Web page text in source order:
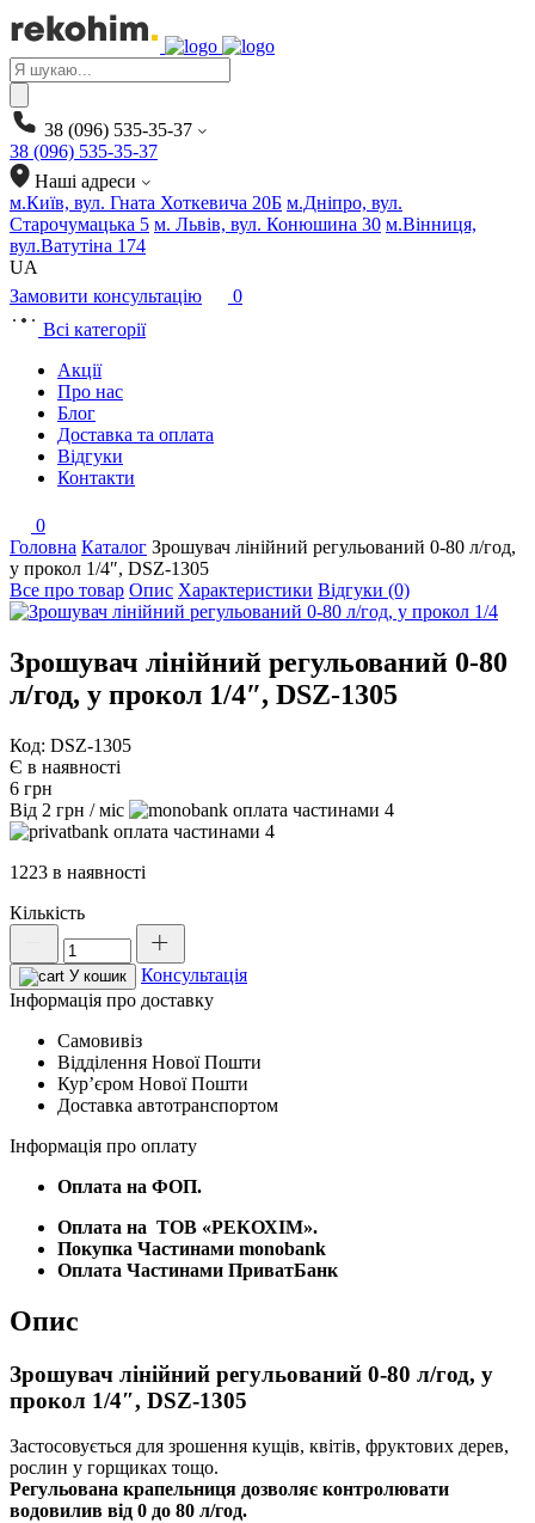
Products
search
38 (096) 535-35-37
38 (096) 535-35-37
Наші адреси
м.Київ, вул. Гната Хоткевича 20Б м.Дніпро, вул.
Старочумацька 5 м. Львів, вул. Конюшина 30 м.Вінниця,
вул.Ватутіна 174
UA
Замовити консультацію
0
Всі категорії
Акції
Про нас
Блог
Доставка та оплата
Відгуки
Контакти
0
Головна Каталог Зрошувач лінійний регульований 0-80 л/год,
у прокол 1/4″, DSZ-1305
Все про товар Опис Характеристики Відгуки (0)
Зрошувач лінійний регульований 0-80
л/год, у прокол 1/4″, DSZ-1305
Код: DSZ-1305
Є в наявності
6 грн
Від 2 грн / міс
4
4
1223 в наявності
Кількість
Зрошувач
лінійний
регульований
0-
л/
год,
у
прокол
DSZ-
кількість
У кошик
Консультація
Інформація про доставку
Самовивіз
Відділення Нової Пошти
Курʼєром Нової Пошти
Доставка автотранспортом
Інформація про оплату
Оплата на ФОП.
Оплата на ТОВ «РЕКОХІМ».
Покупка Частинами monobank
Оплата Частинами ПриватБанк
Опис
Зрошувач лінійний регульований 0-80 л/год, у
прокол 1/4″, DSZ-1305
Застосовується для зрошення кущів, квітів, фруктових дерев,
рослин у горщиках тощо.
Регульована крапельниця дозволяє контролювати
водовилив від 0 до 80 л/год.